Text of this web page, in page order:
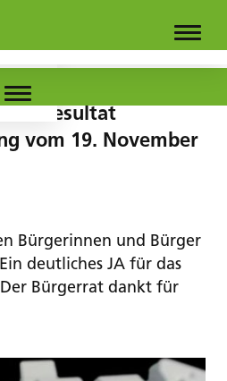
- Resultat
vom 19. November
Bürgerinnen und Bürger
deutliches JA für das
Bürgerrat dankt für